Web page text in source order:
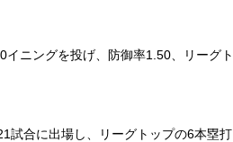
ニングを投げ、防御率1.50、リーグ
合に出場し、リーグトップの6本塁